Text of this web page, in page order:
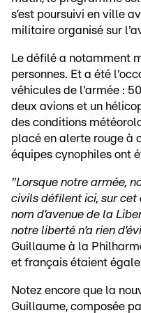
s’est poursuivi en ville
militaire organisé sur
Le défilé a notamment
personnes. Et a été
véhicules de l'armée :
deux avions et un
des conditions
placé en alerte rouge à
équipes cynophiles ont
"Lorsque notre armée,
civils défilent ici, sur
nom d’avenue de la
notre liberté n’a rien
Guillaume à la
et français étaient
Notez encore que la
Guillaume, composée